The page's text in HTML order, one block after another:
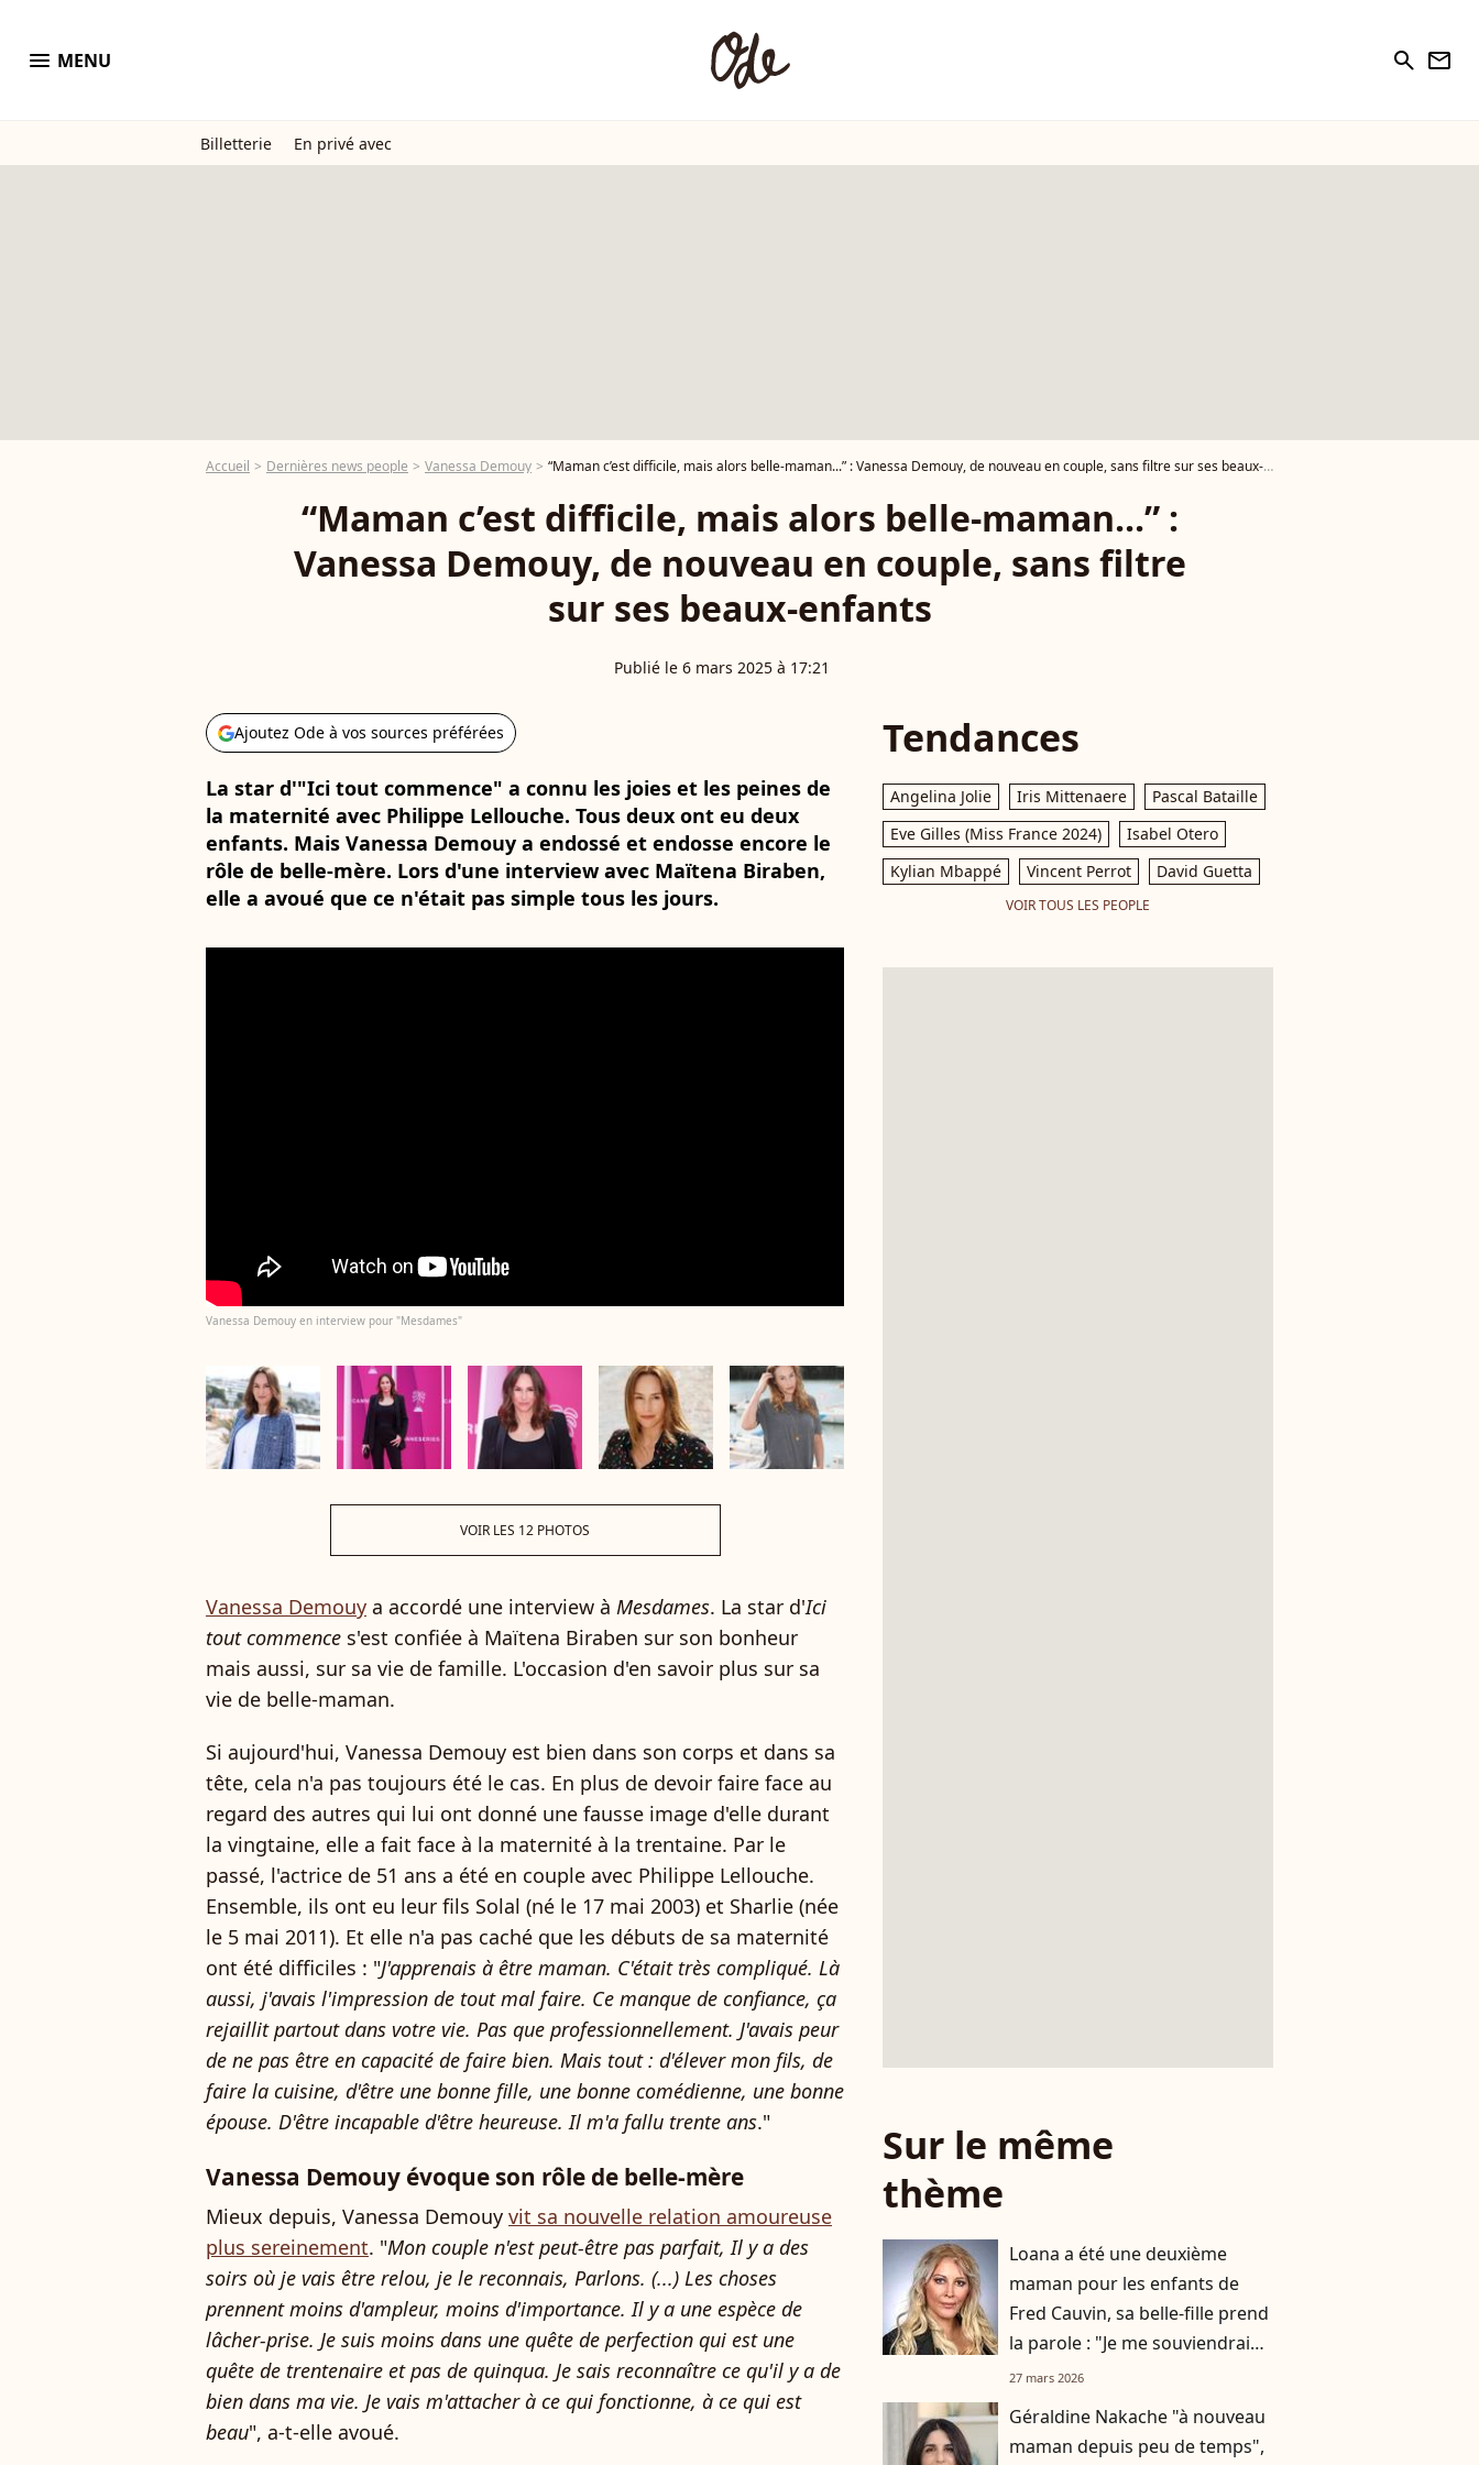
menu MENU search newsletter
Billetterie En privé avec
Accueil Dernières news people Vanessa Demouy “Maman c’est difficile, mais alors belle-maman...” : Vanessa Demouy, de nouveau en couple, sans filtre sur ses beaux-enfants
“Maman c’est difficile, mais alors belle-maman...” :
Vanessa Demouy, de nouveau en couple, sans filtre
sur ses beaux-enfants
Publié le 6 mars 2025 à 17:21
Ajoutez Ode à vos sources préférées
La star d'"Ici tout commence" a connu les joies et les peines de
la maternité avec Philippe Lellouche. Tous deux ont eu deux
enfants. Mais Vanessa Demouy a endossé et endosse encore le
rôle de belle-mère. Lors d'une interview avec Maïtena Biraben,
elle a avoué que ce n'était pas simple tous les jours.
Vanessa Demouy en interview pour "Mesdames"
VOIR LES 12 PHOTOS
Vanessa Demouy a accordé une interview à Mesdames. La star d'Ici
tout commence s'est confiée à Maïtena Biraben sur son bonheur
mais aussi, sur sa vie de famille. L'occasion d'en savoir plus sur sa
vie de belle-maman.
Si aujourd'hui, Vanessa Demouy est bien dans son corps et dans sa
tête, cela n'a pas toujours été le cas. En plus de devoir faire face au
regard des autres qui lui ont donné une fausse image d'elle durant
la vingtaine, elle a fait face à la maternité à la trentaine. Par le
passé, l'actrice de 51 ans a été en couple avec Philippe Lellouche.
Ensemble, ils ont eu leur fils Solal (né le 17 mai 2003) et Sharlie (née
le 5 mai 2011). Et elle n'a pas caché que les débuts de sa maternité
ont été difficiles : "J'apprenais à être maman. C'était très compliqué. Là
aussi, j'avais l'impression de tout mal faire. Ce manque de confiance, ça
rejaillit partout dans votre vie. Pas que professionnellement. J'avais peur
de ne pas être en capacité de faire bien. Mais tout : d'élever mon fils, de
faire la cuisine, d'être une bonne fille, une bonne comédienne, une bonne
épouse. D'être incapable d'être heureuse. Il m'a fallu trente ans."
Vanessa Demouy évoque son rôle de belle-mère
Mieux depuis, Vanessa Demouy vit sa nouvelle relation amoureuse
plus sereinement. "Mon couple n'est peut-être pas parfait, Il y a des
soirs où je vais être relou, je le reconnais, Parlons. (...) Les choses
prennent moins d'ampleur, moins d'importance. Il y a une espèce de
lâcher-prise. Je suis moins dans une quête de perfection qui est une
quête de trentenaire et pas de quinqua. Je sais reconnaître ce qu'il y a de
bien dans ma vie. Je vais m'attacher à ce qui fonctionne, à ce qui est
beau", a-t-elle avoué.
Tendances
Angelina Jolie Iris Mittenaere
Pascal Bataille
Eve Gilles (Miss France 2024)
Isabel Otero
Kylian Mbappé
Vincent Perrot David Guetta
VOIR TOUS LES PEOPLE
Sur le même
thème
Loana a été une deuxième
maman pour les enfants de
Fred Cauvin, sa belle-fille prend
la parole : "Je me souviendrai
toujours de nos moments"
27 mars 2026
Géraldine Nakache "à nouveau
maman depuis peu de temps",